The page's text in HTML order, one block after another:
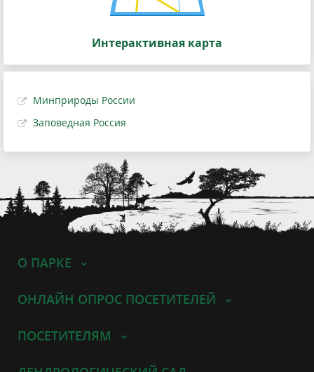
Интерактивная карта
Минприроды России
Заповедная Россия
О ПАРКЕ
ОНЛАЙН ОПРОС ПОСЕТИТЕЛЕЙ
ПОСЕТИТЕЛЯМ